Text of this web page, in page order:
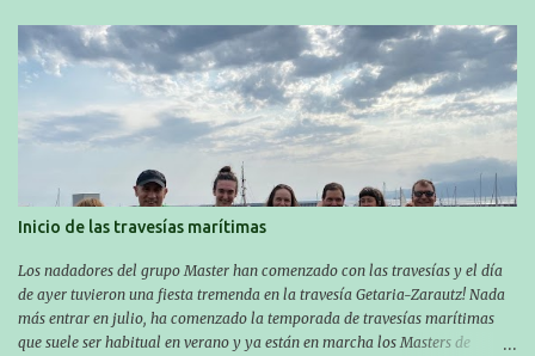
Inicio de las travesías marítimas
Los nadadores del grupo Master han comenzado con las travesías y el día
de ayer tuvieron una fiesta tremenda en la travesía Getaria-Zarautz! Nada
más entrar en julio, ha comenzado la temporada de travesías marítimas
que suele ser habitual en verano y ya están en marcha los Masters de